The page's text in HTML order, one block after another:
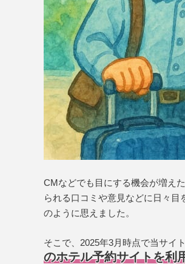
CMなどでも目にする機会が増え
られる口コミや意見などに日々
のように思えました。
そこで、2025年3月時点で当サイ
のホテル予約サイトを利